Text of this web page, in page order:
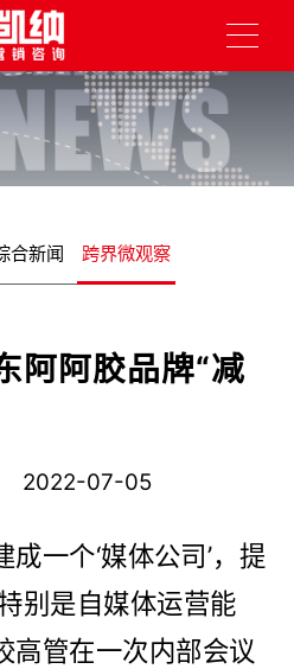
合新闻 跨界微观察
阿阿胶品牌“减
2022-07-05
一个‘媒体公司’，提
别是自媒体运营能
高管在一次内部会议